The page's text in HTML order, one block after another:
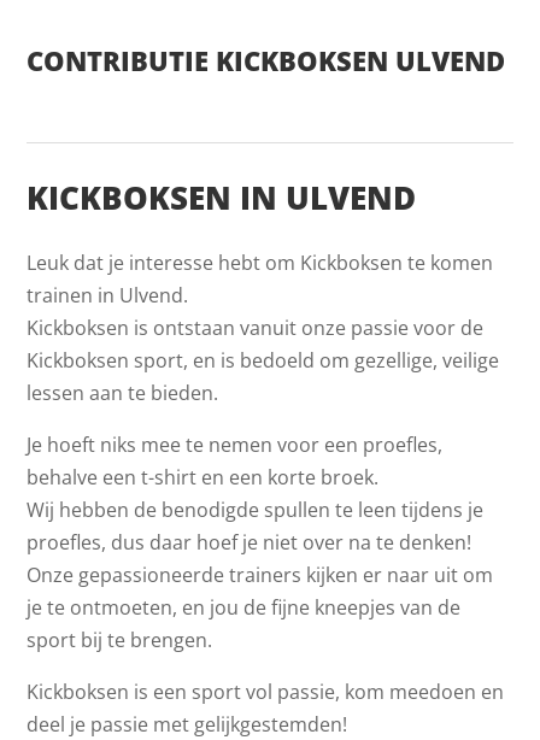
CONTRIBUTIE KICKBOKSEN ULVEND
KICKBOKSEN IN ULVEND
Leuk dat je interesse hebt om Kickboksen te komen
trainen in Ulvend.
Kickboksen is ontstaan vanuit onze passie voor de
Kickboksen sport, en is bedoeld om gezellige, veilige
lessen aan te bieden.
Je hoeft niks mee te nemen voor een proefles,
behalve een t-shirt en een korte broek.
Wij hebben de benodigde spullen te leen tijdens je
proefles, dus daar hoef je niet over na te denken!
Onze gepassioneerde trainers kijken er naar uit om
je te ontmoeten, en jou de fijne kneepjes van de
sport bij te brengen.
Kickboksen is een sport vol passie, kom meedoen en
deel je passie met gelijkgestemden!